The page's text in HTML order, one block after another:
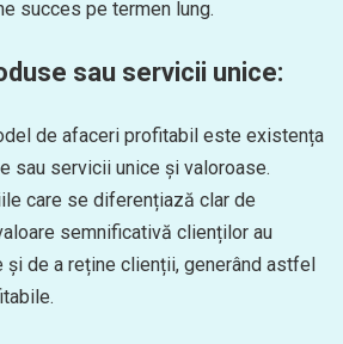
succes pe termen lung.
sau servicii unice:
de afaceri profitabil este existența
sau servicii unice și valoroase.
care se diferențiază clar de
semnificativă clienților au
și de a reține clienții, generând astfel